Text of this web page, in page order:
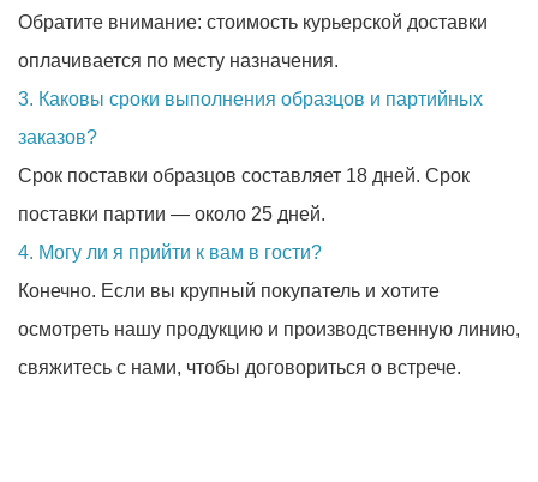
Обратите внимание: стоимость курьерской доставки
оплачивается по месту назначения.
3. Каковы сроки выполнения образцов и партийных
заказов?
Срок поставки образцов составляет 18 дней. Срок
поставки партии — около 25 дней.
4. Могу ли я прийти к вам в гости?
Конечно. Если вы крупный покупатель и хотите
осмотреть нашу продукцию и производственную линию,
свяжитесь с нами, чтобы договориться о встрече.